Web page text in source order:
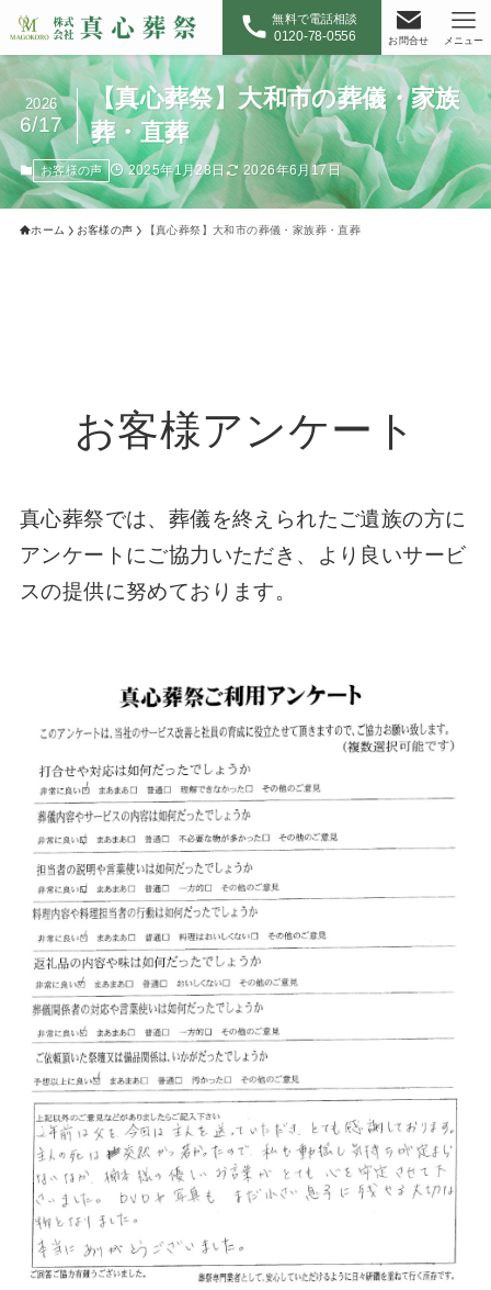
無料で電話相談
0120-78-0556 お問合せ メニュー
【真心葬祭】大和市の葬儀・家族
葬・直葬
2026
6/17
お客様の声 2025年1月28日 2026年6月17日
ホーム お客様の声 【真心葬祭】大和市の葬儀・家族葬・直葬
お客様アンケート
真心葬祭では、葬儀を終えられたご遺族の方に
アンケートにご協力いただき、より良いサービ
スの提供に努めております。